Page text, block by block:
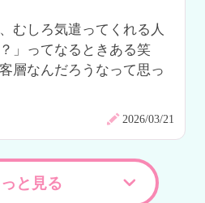
むしろ気遣ってくれる人
」ってなるときある笑
層なんだろうなって思っ
2026/03/21
と見る